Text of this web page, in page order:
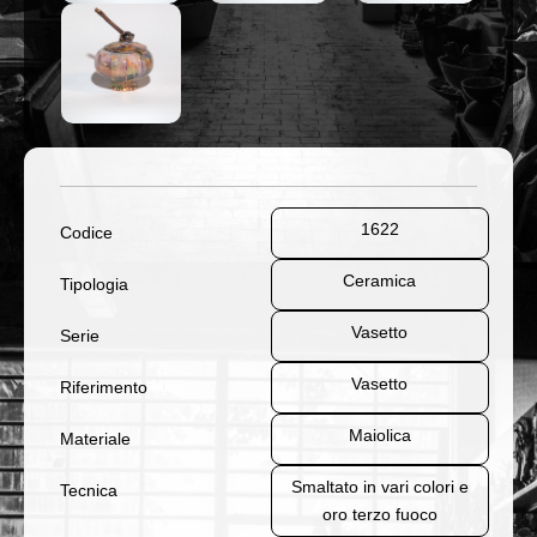
Codice 1622
Tipologia Ceramica
Serie Vasetto
Riferimento Vasetto
Materiale Maiolica
Tecnica
Smaltato in vari colori e
oro terzo fuoco